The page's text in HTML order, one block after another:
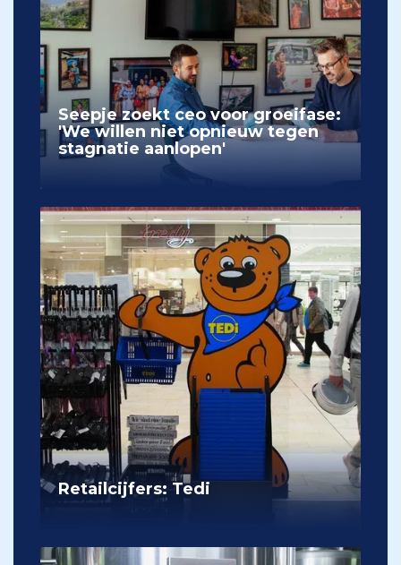
Seepje zoekt ceo voor groeifase:
'We willen niet opnieuw tegen
stagnatie aanlopen'
Retailcijfers: Tedi